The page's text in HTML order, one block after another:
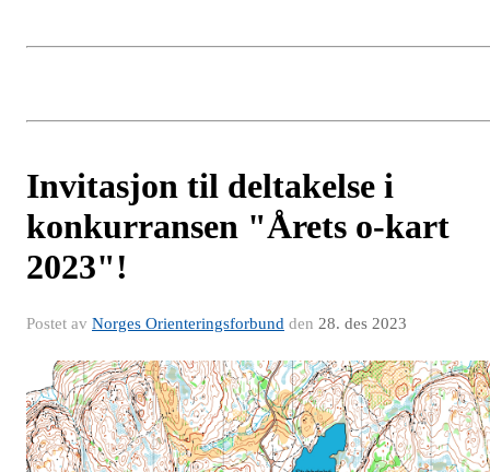
Invitasjon til deltakelse i
konkurransen "Årets o-kart
2023"!
Postet av Norges Orienteringsforbund den 28. des 2023